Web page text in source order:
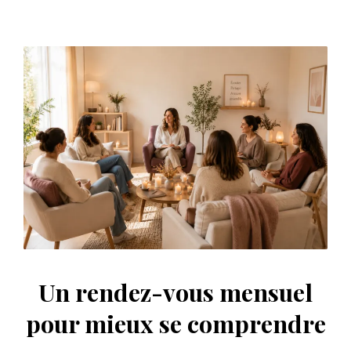
Un rendez-vous mensuel
pour mieux se comprendre